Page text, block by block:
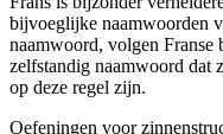
bijvoeglijke naamwoorden
naamwoord, volgen Franse
zelfstandig naamwoord dat
op deze regel zijn.
Oefeningen voor